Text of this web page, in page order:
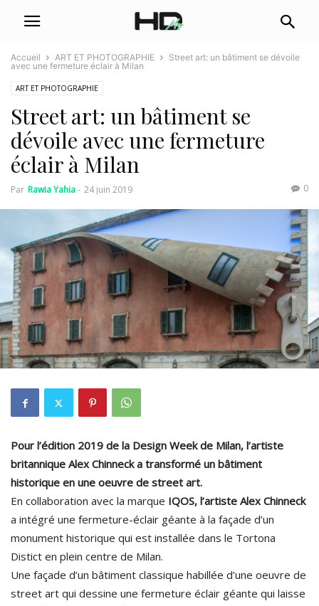
Accueil ART ET PHOTOGRAPHIE
Street art: un bâtiment se dévoile
avec une fermeture éclair à Milan
ART ET PHOTOGRAPHIE
Street art: un bâtiment se
dévoile avec une fermeture
éclair à Milan
Par Rawia Yahia- 24 juin 2019 0
Pour l’édition 2019 de la Design Week de Milan, l’artiste
britannique Alex Chinneck a transformé un bâtiment
historique en une oeuvre de street art.
En collaboration avec la marque IQOS, l’artiste Alex Chinneck
a intégré une fermeture-éclair géante à la façade d’un
monument historique qui est installée dans le Tortona
Distict en plein centre de Milan.
Une façade d’un bâtiment classique habillée d’une oeuvre de
street art qui dessine une fermeture éclair géante qui laisse